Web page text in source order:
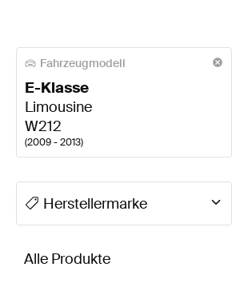
Fahrzeugmodell
E-Klasse
Limousine
W212
(2009 - 2013)
A-Klasse Tuning Räder & Reifen
Herstellermarke
BRABUS E-Klasse W212
Alle Produkte